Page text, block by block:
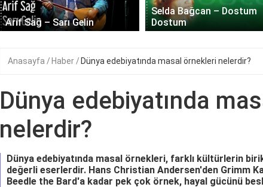
Arif Sağ – Sarı Gelin
Selda Bağcan – Dostum
Dostum
Anasayfa Haber Dünya edebiyatında masal örnekleri nelerdir?
Dünya edebiyatında
nelerdir?
Dünya edebiyatında masal örnekleri, farklı kültürlerin
değerli eserlerdir. Hans Christian Andersen'den Grimm
Beedle the Bard'a kadar pek çok örnek, hayal gücünü